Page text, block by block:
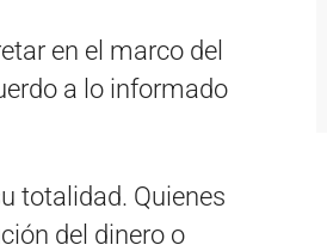
en el marco del
a lo informado
totalidad. Quienes
del dinero o